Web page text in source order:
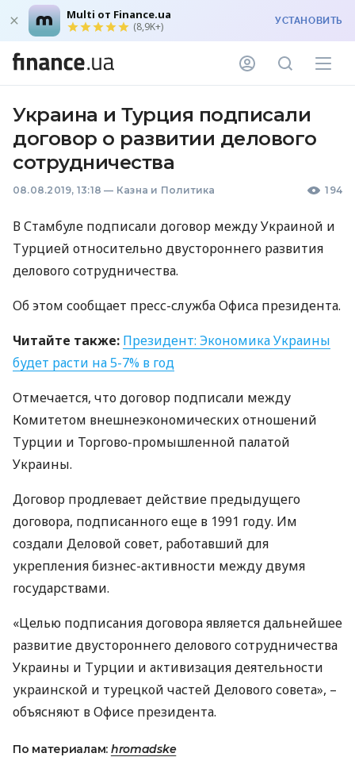
Multi от Finance.ua
(8,9K+) УСТАНОВИТЬ
Украина и Турция подписали
договор о развитии делового
сотрудничества
08.08.2019, 13:18 — Казна и Политика 194
В Стамбуле подписали договор между Украиной и
Турцией относительно двустороннего развития
делового сотрудничества.
Об этом сообщает пресс-служба Офиса президента.
Читайте также: Президент: Экономика Украины
будет расти на 5-7% в год
Отмечается, что договор подписали между
Комитетом внешнеэкономических отношений
Турции и Торгово-промышленной палатой
Украины.
Договор продлевает действие предыдущего
договора, подписанного еще в 1991 году. Им
создали Деловой совет, работавший для
укрепления бизнес-активности между двумя
государствами.
«Целью подписания договора является дальнейшее
развитие двустороннего делового сотрудничества
Украины и Турции и активизация деятельности
украинской и турецкой частей Делового совета», –
объясняют в Офисе президента.
По материалам: hromadske